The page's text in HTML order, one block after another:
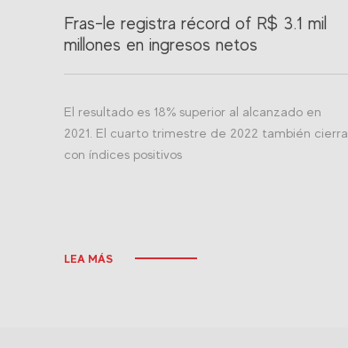
Fras-le registra récord of R$ 3.1 mil
millones en ingresos netos
El resultado es 18% superior al alcanzado en
2021. El cuarto trimestre de 2022 también cierra
con índices positivos
LEA MÁS